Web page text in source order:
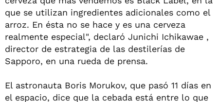
que se utilizan ingredientes adicionales como el
arroz. En ésta no se hace y es una cerveza
realmente especial", declaró Junichi Ichikawae ,
director de estrategia de las destilerías de
Sapporo, en una rueda de prensa.
El astronauta Boris Morukov, que pasó 11 días en
el espacio, dice que la cebada está entre lo que